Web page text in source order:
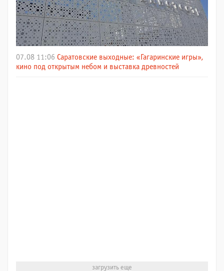
07.08 11:06 Саратовские выходные: «Гагаринские игры»,
кино под открытым небом и выставка древностей
загрузить еще